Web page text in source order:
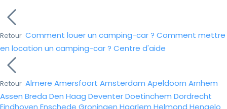
Retour Comment louer un camping-car ? Comment mettre
en location un camping-car ? Centre d'aide
Retour Almere Amersfoort Amsterdam Apeldoorn Arnhem
Assen Breda Den Haag DeventerDoetinchem Dordrecht
Eindhoven Enschede Groningen Haarlem Helmond Hengelo